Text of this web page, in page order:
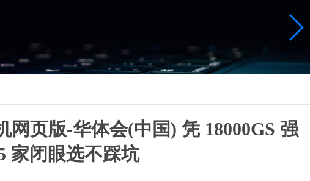
页版-华体会(中国) 凭 18000GS 强
家闭眼选不踩坑